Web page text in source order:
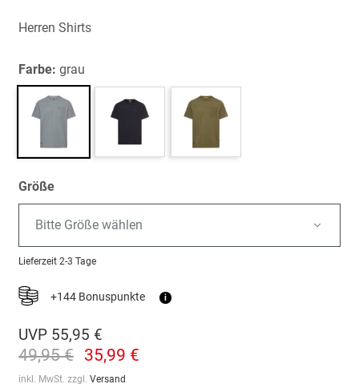
springen
Herren Shirts
Farbe: grau
Größe
Bitte Größe wählen
Lieferzeit 2-3 Tage
+144 Bonuspunkte i
UVP 55,95 €
49,95 € 35,99 €
inkl. MwSt. zzgl. Versand